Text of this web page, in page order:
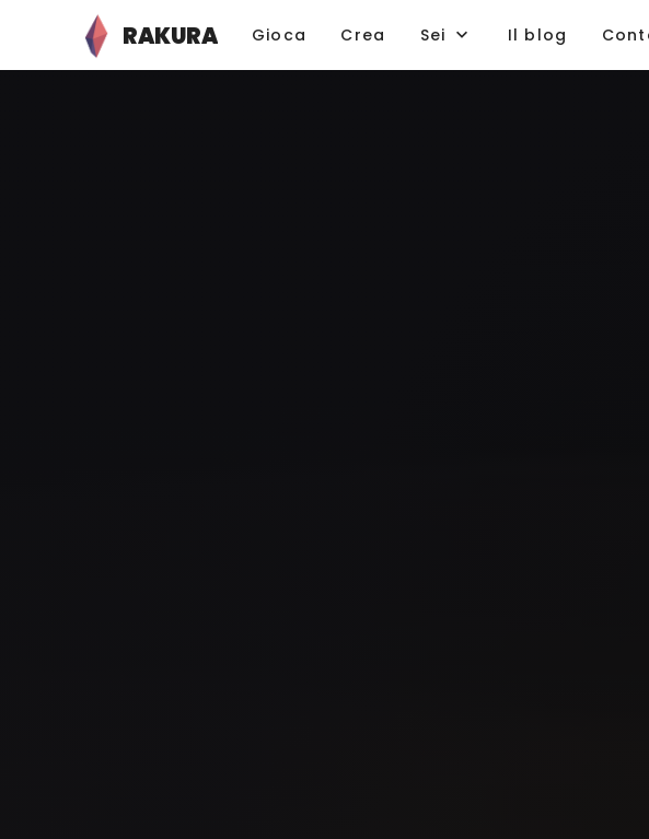
RAKURA Gioca Crea Sei Il blog